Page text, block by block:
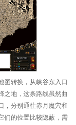
图转换，从峡谷东入口
之地，这条路线虽然曲
，分别通往赤月魔穴和
们的位置比较隐蔽，需